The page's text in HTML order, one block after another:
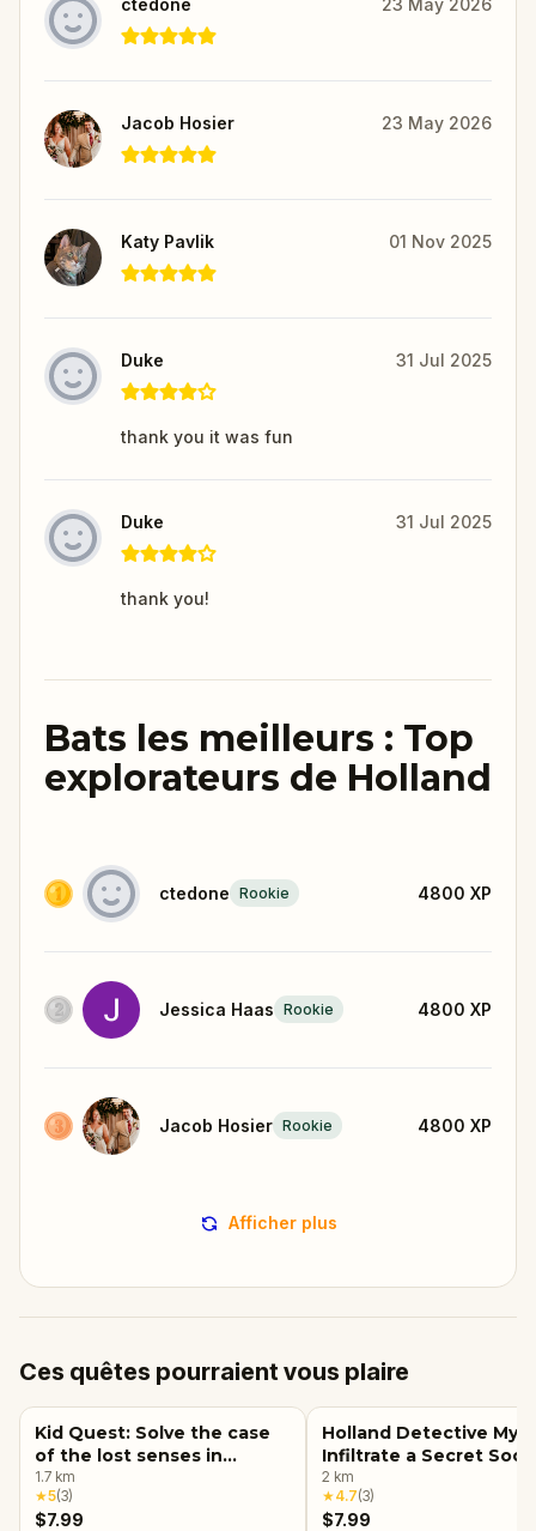
Jacob Hosier 23 May 2026
Katy Pavlik 01 Nov 2025
Duke 31 Jul 2025
thank you it was fun
Duke 31 Jul 2025
thank you!
Bats les meilleurs : Top
explorateurs de Holland
ctedone Rookie 4800 XP
Jessica Haas Rookie 4800 XP
Jacob Hosier Rookie 4800 XP
Afficher plus
Ces quêtes pourraient vous plaire
Kid Quest: Solve the case
of the lost senses in
Holland
1.7 km
★5(3)
$7.99
Holland Detective
Infiltrate a Secret
2 km
★4.7(3)
$7.99